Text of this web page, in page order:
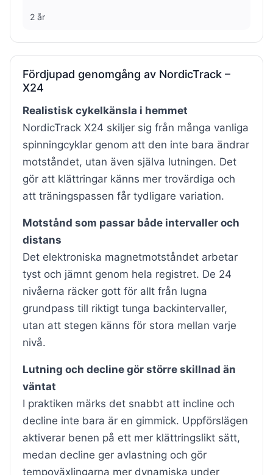
2 år
Fördjupad genomgång av NordicTrack –
X24
Realistisk cykelkänsla i hemmet
NordicTrack X24 skiljer sig från många vanliga
spinningcyklar genom att den inte bara ändrar
motståndet, utan även själva lutningen. Det
gör att klättringar känns mer trovärdiga och
att träningspassen får tydligare variation.
Motstånd som passar både intervaller och
distans
Det elektroniska magnetmotståndet arbetar
tyst och jämnt genom hela registret. De 24
nivåerna räcker gott för allt från lugna
grundpass till riktigt tunga backintervaller,
utan att stegen känns för stora mellan varje
nivå.
Lutning och decline gör större skillnad än
väntat
I praktiken märks det snabbt att incline och
decline inte bara är en gimmick. Uppförslägen
aktiverar benen på ett mer klättringslikt sätt,
medan decline ger avlastning och gör
tempoväxlingarna mer dynamiska under